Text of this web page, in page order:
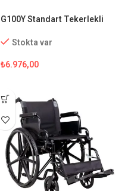
G100Y Standart Tekerlekli
Stokta var
₺6.976,00